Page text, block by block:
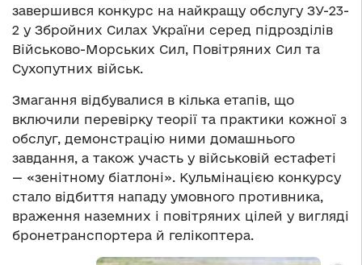
завершився конкурс на найкращу обслугу ЗУ-23-
2 у Збройних Силах України серед підрозділів
Військово-Морських Сил, Повітряних Сил та
Сухопутних військ.
Змагання відбувалися в кілька етапів, що
включили перевірку теорії та практики кожної з
обслуг, демонстрацію ними домашнього
завдання, а також участь у військовій естафеті
— «зенітному біатлоні». Кульмінацією конкурсу
стало відбиття нападу умовного противника,
враження наземних і повітряних цілей у вигляді
бронетранспортера й гелікоптера.